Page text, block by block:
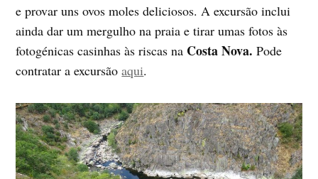
e provar uns ovos moles deliciosos. A excursão inclui
ainda dar um mergulho na praia e tirar umas fotos às
fotogénicas casinhas às riscas na Costa Nova.Pode
contratar a excursãoaqui.